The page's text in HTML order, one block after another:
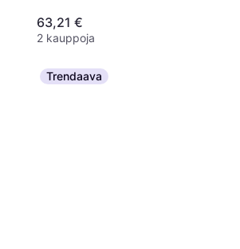
63,21 €
2 kauppoja
Trendaava